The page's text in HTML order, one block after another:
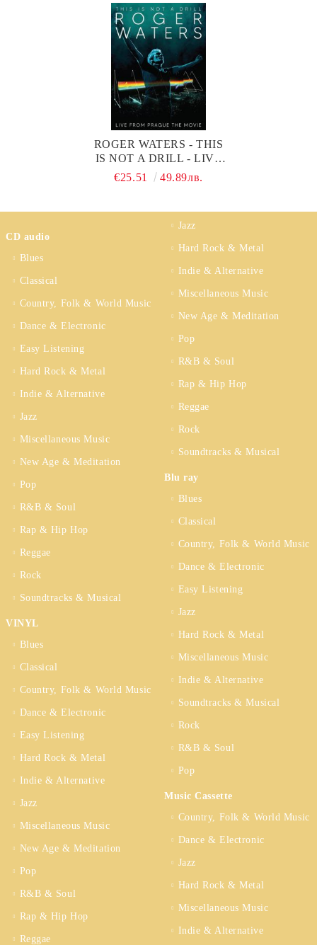
ROGER WATERS - THIS
IS NOT A DRILL - LIVE
FROM PRAGUE (DVD-
€25.51 49.89лв.
CD audio
Blues
Classical
Country, Folk & World Music
Dance & Electronic
Easy Listening
Hard Rock & Metal
Indie & Alternative
Jazz
Miscellaneous Music
New Age & Meditation
Pop
R&B & Soul
Rap & Hip Hop
Reggae
Rock
Soundtracks & Musical
VINYL
Blues
Classical
Country, Folk & World Music
Dance & Electronic
Easy Listening
Hard Rock & Metal
Indie & Alternative
Jazz
Miscellaneous Music
New Age & Meditation
Pop
R&B & Soul
Rap & Hip Hop
Reggae
Jazz
Hard Rock & Metal
Indie & Alternative
Miscellaneous Music
New Age & Meditation
Pop
R&B & Soul
Rap & Hip Hop
Reggae
Rock
Soundtracks & Musical
Blu ray
Blues
Classical
Country, Folk & World Music
Dance & Electronic
Easy Listening
Jazz
Hard Rock & Metal
Miscellaneous Music
Indie & Alternative
Soundtracks & Musical
Rock
R&B & Soul
Pop
Music Cassette
Country, Folk & World Music
Dance & Electronic
Jazz
Hard Rock & Metal
Miscellaneous Music
Indie & Alternative